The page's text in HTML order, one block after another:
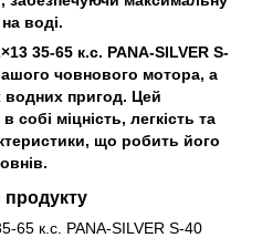
воді.
35-65 к.с. PANA-SILVER S-
човнового мотора, а
пригод. Цей
собі міцність, легкість та
що робить його
продукту
65 к.с. PANA-SILVER S-40